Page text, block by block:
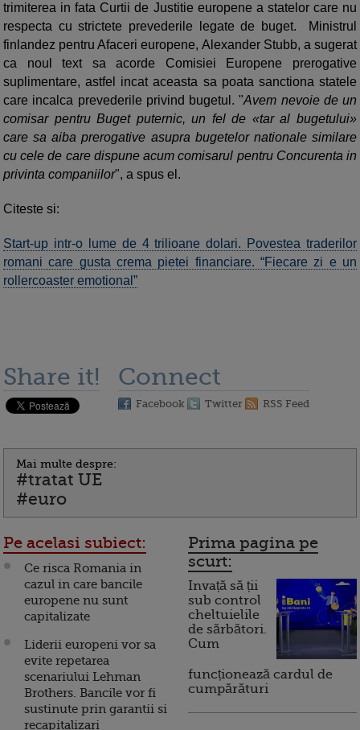
trimiterea in fata Curtii de Justitie europene a statelor care nu
respecta cu strictete prevederile legate de buget. Ministrul
finlandez pentru Afaceri europene, Alexander Stubb, a sugerat
ca noul text sa acorde Comisiei Europene prerogative
suplimentare, astfel incat aceasta sa poata sanctiona statele
care incalca prevederile privind bugetul. "Avem nevoie de un
comisar pentru Buget puternic, un fel de «tar al bugetului»
care sa aiba prerogative asupra bugetelor nationale similare
cu cele de care dispune acum comisarul pentru Concurenta in
privinta companiilor", a spus el.
Citeste si:
Start-up intr-o lume de 4 trilioane dolari. Povestea traderilor
romani care gusta crema pietei financiare. “Fiecare zi e un
rollercoaster emotional”
Share it! Connect
Facebook Twitter RSS Feed
Mai multe despre:
#tratat UE
#euro
Pe acelasi subiect:
Ce risca Romania in
cazul in care bancile
europene nu sunt
capitalizate
Liderii europeni vor sa
evite repetarea
scenariului Lehman
Brothers. Bancile vor fi
sustinute prin garantii si
recapitalizari
Prima pagina pe
scurt:
Invață să ții
sub control
cheltuielile
de sărbători.
Cum
funcționează cardul de
cumpărături